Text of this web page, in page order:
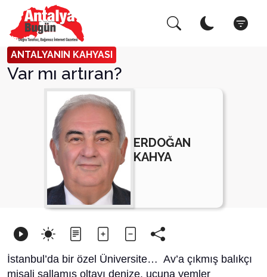
ANTALYANIN KAHYASI
Var mı artıran?
ERDOĞAN
KAHYA
İstanbul’da bir özel Üniversite… Av’a çıkmış balıkçı
misali sallamış oltayı denize, ucuna yemler
Arama Yap! Kapat